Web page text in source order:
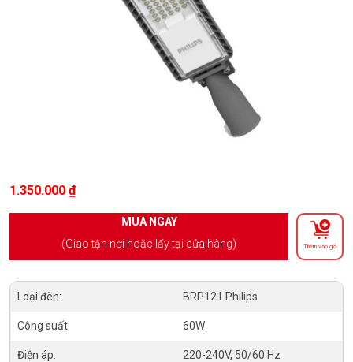
1.350.000 ₫
MUA NGAY
(Giao tận nơi hoặc lấy tại cửa hàng)
Thêm vào giỏ
Loại đèn: BRP121 Philips
Công suất: 60W
Điện áp: 220-240V, 50/60 Hz